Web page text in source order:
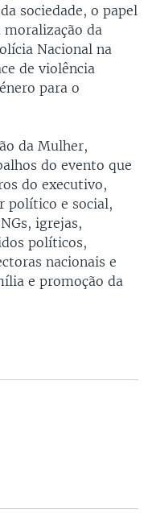
sociedade, o papel
da
Nacional na
de violência
para o
da Mulher,
do evento que
do executivo,
político e social,
igrejas,
políticos,
nacionais e
e promoção da